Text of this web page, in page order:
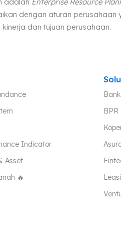
dengan aturan
dan tujuan perusahaan.
Indicator
Asset
🔥
BPR